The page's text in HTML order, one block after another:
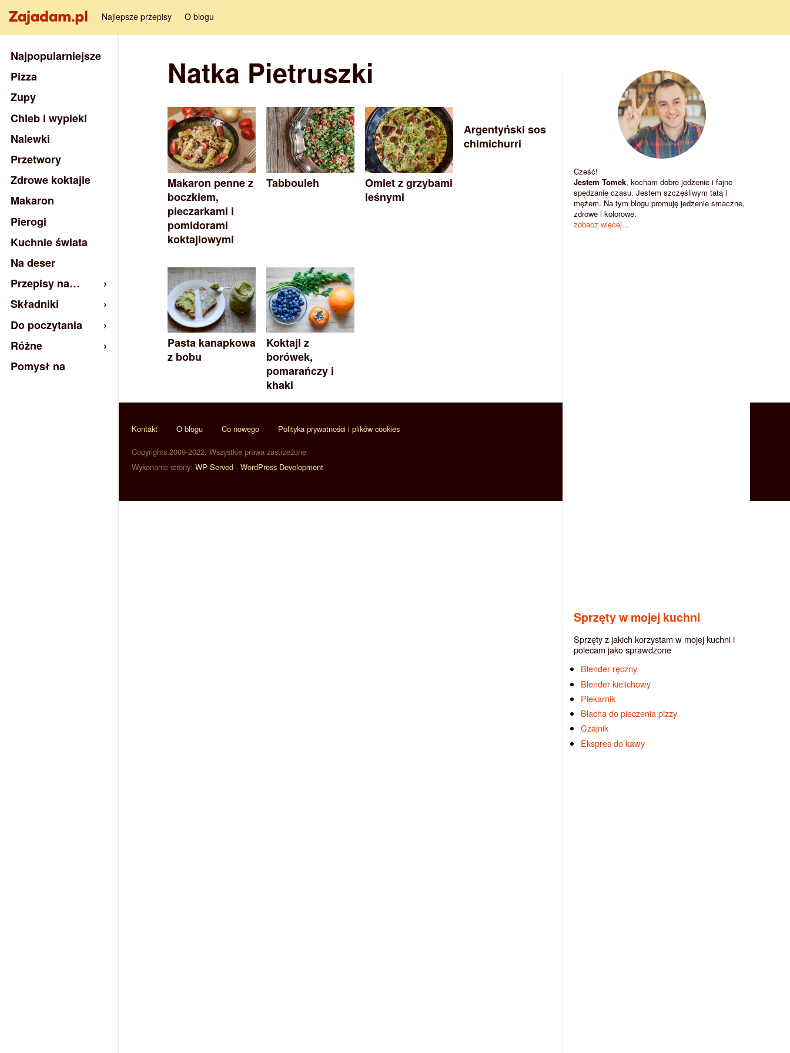
Najlepsze przepisy O blogu
Natka Pietruszki
Makaron penne z
boczkiem,
pieczarkami i
pomidorami
koktajlowymi
Tabbouleh
Omlet z grzybami
leśnymi
Argentyński sos
chimichurri
Pasta kanapkowa
z bobu
Koktajl z
borówek,
pomarańczy i
khaki
Najpopularniejsze
Pizza
Zupy
Chleb i wypieki
Nalewki
Przetwory
Zdrowe koktajle
Makaron
Pierogi
Kuchnie świata
Na deser
Przepisy na…
Składniki
Do poczytania
Różne
Pomysł na
Cześć!
Jestem Tomek, kocham dobre jedzenie i fajne
spędzanie czasu. Jestem szczęśliwym tatą i
mężem. Na tym blogu promuję jedzenie smaczne,
zdrowe i kolorowe.
zobacz więcej...
Sprzęty w mojej kuchni
Sprzęty z jakich korzystam w mojej kuchni i
polecam jako sprawdzone
Blender ręczny
Blender kielichowy
Piekarnik
Blacha do pieczenia pizzy
Czajnik
Ekspres do kawy
Kontakt O blogu Co nowego Polityka prywatności i plików cookies
Copyrights 2009-2022. Wszystkie prawa zastrzeżone
Wykonanie strony: WP Served - WordPress Development